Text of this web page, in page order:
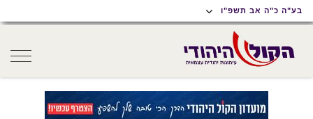
תפריט
נגישות
תפריט
ראשי
תוכן
ראשי
בע"ה כ"ה אב תשפ"ו